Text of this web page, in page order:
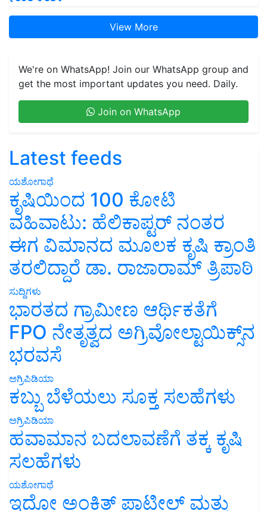
View More
We're on WhatsApp! Join our WhatsApp group and
get the most important updates you need. Daily.
Join on WhatsApp
Latest feeds
ಯಶೋಗಾಥೆ
ಕೃಷಿಯಿಂದ 100 ಕೋಟಿ
ವಹಿವಾಟು: ಹೆಲಿಕಾಪ್ಟರ್ ನಂತರ
ಈಗ ವಿಮಾನದ ಮೂಲಕ ಕೃಷಿ ಕ್ರಾಂತಿ
ತರಲಿದ್ದಾರೆ ಡಾ. ರಾಜಾರಾಮ್ ತ್ರಿಪಾಠಿ
ಸುದ್ದಿಗಳು
ಭಾರತದ ಗ್ರಾಮೀಣ ಆರ್ಥಿಕತೆಗೆ
FPO ನೇತೃತ್ವದ ಅಗ್ರಿವೋಲ್ಟಾಯಿಕ್ಸ್‌ನ
ಭರವಸೆ
ಅಗ್ರಿಪಿಡಿಯಾ
ಕಬ್ಬು ಬೆಳೆಯಲು ಸೂಕ್ತ ಸಲಹೆಗಳು
ಅಗ್ರಿಪಿಡಿಯಾ
ಹವಾಮಾನ ಬದಲಾವಣೆಗೆ ತಕ್ಕ ಕೃಷಿ
ಸಲಹೆಗಳು
ಯಶೋಗಾಥೆ
ಇದೋ ಅಂಕಿತ್ ಪಾಟೀಲ್ ಮತ್ತು